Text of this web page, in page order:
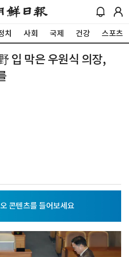
치 사회 국제 건강 스포츠
입 막은 우원식 의장,